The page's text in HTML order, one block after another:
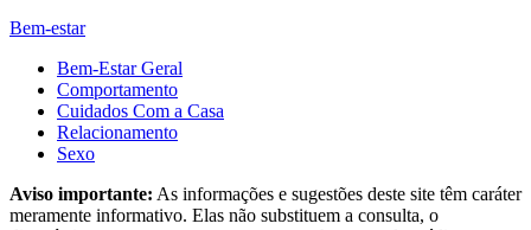
Bem-estar
Bem-Estar Geral
Comportamento
Cuidados Com a Casa
Relacionamento
Sexo
Aviso importante: As informações e sugestões deste site têm caráter
meramente informativo. Elas não substituem a consulta, o